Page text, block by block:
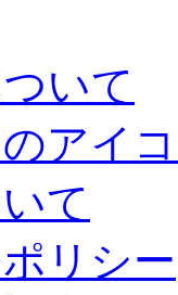
いて
アイ
て
リシー